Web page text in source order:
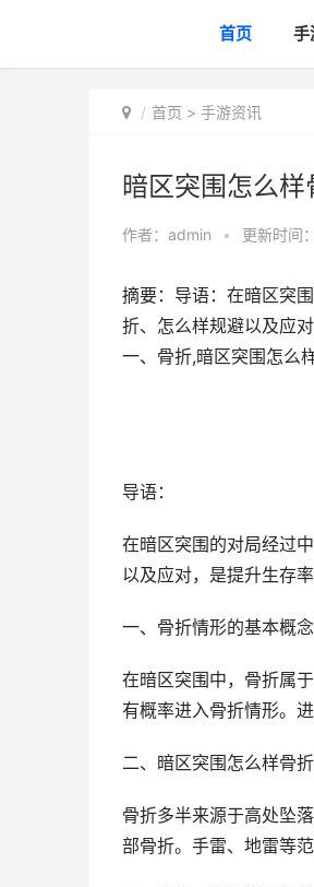
首页 手
首页 > 手游资讯
暗区突围怎么
作者： admin • 更新时间
摘要：导语：在暗区突
折、怎么样规避以及应
一、骨折,暗区突围怎么
导语：
在暗区突围的对局经过
以及应对，是提升生存
一、骨折情形的基本概念
在暗区突围中，骨折属
有概率进入骨折情形。
二、暗区突围怎么样骨
骨折多半来源于高处坠
部骨折。手雷、地雷等